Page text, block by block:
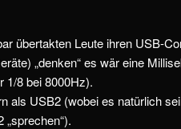
übertakten Leute ihren USB-
„denken“ es wär eine
1/8 bei 8000Hz).
als USB2 (wobei es natürlich